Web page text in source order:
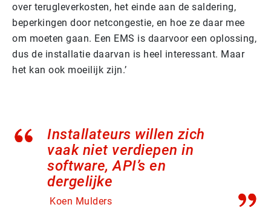
over terugleverkosten, het einde aan de saldering,
beperkingen door netcongestie, en hoe ze daar mee
om moeten gaan. Een EMS is daarvoor een oplossing,
dus de installatie daarvan is heel interessant. Maar
het kan ook moeilijk zijn.’
Installateurs willen zich
vaak niet verdiepen in
software, API’s en
dergelijke
Koen Mulders